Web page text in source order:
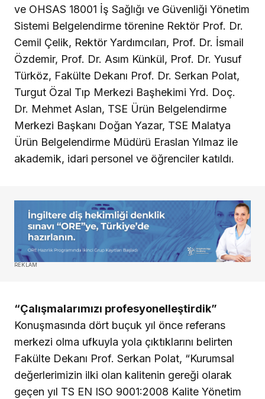
ve OHSAS 18001 İş Sağlığı ve Güvenliği Yönetim
Sistemi Belgelendirme törenine Rektör Prof. Dr.
Cemil Çelik, Rektör Yardımcıları, Prof. Dr. İsmail
Özdemir, Prof. Dr. Asım Künkül, Prof. Dr. Yusuf
Türköz, Fakülte Dekanı Prof. Dr. Serkan Polat,
Turgut Özal Tıp Merkezi Başhekimi Yrd. Doç.
Dr. Mehmet Aslan, TSE Ürün Belgelendirme
Merkezi Başkanı Doğan Yazar, TSE Malatya
Ürün Belgelendirme Müdürü Eraslan Yılmaz ile
akademik, idari personel ve öğrenciler katıldı.
REKLAM
“Çalışmalarımızı profesyonelleştirdik”
Konuşmasında dört buçuk yıl önce referans
merkezi olma ufkuyla yola çıktıklarını belirten
Fakülte Dekanı Prof. Serkan Polat, “Kurumsal
değerlerimizin ilki olan kalitenin gereği olarak
geçen yıl TS EN ISO 9001:2008 Kalite Yönetim